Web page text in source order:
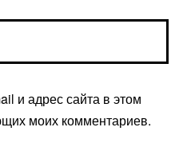
и адрес сайта в этом
моих комментариев.